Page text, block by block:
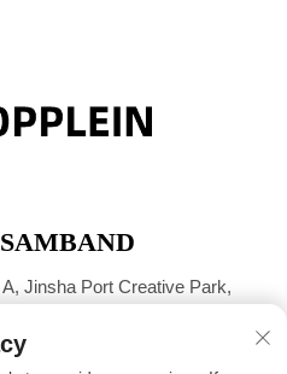
Jinsha Port Creative Park,